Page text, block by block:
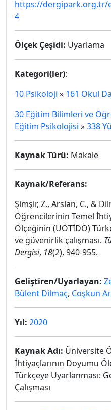
https://dergipark.org.tr/
4
Ölçek Çeşidi: Uyarlama
Kategori(ler):
10 Psikoloji » 161 Okul
30 Eğitim Bilimleri ve
Eğitim Psikolojisi »338
Kaynak Türü: Makale
Kaynak/Referans:
Şimşir, Z., Arslan, C., &
Öğrencilerinin Temel
Ölçeğinin (ÜÖTİDÖ)
ve güvenirlik çalışması.
Dergisi, 18(2), 940-955.
Geliştiren/Uyarlayan:
Bülent Dilmaç, Coşkun
Yıl: 2020
Kaynak Adı: Üniversite
İhtiyaçlarının Doyumu
Türkçeye Uyarlanması:
Çalışması